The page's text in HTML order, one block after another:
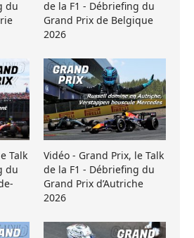
du
de la F1 - Débriefing du
Grand Prix de Belgique
2026
Talk
du
Vidéo - Grand Prix, le Talk
de la F1 - Débriefing du
Grand Prix d’Autriche
2026